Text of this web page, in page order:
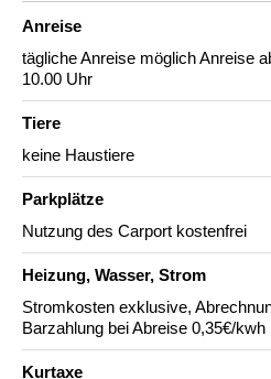
Anreise
tägliche Anreise möglich Anreise
10.00 Uhr
Tiere
keine Haustiere
Parkplätze
Nutzung des Carport kostenfrei
Heizung, Wasser, Strom
Stromkosten exklusive,
Barzahlung bei Abreise 0,35€/kwh
Kurtaxe